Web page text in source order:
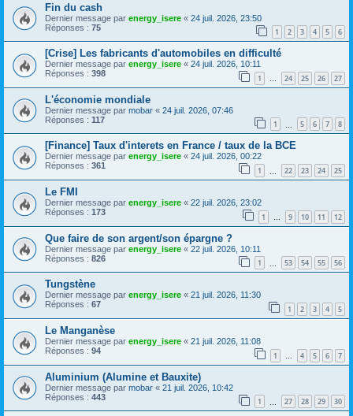
Fin du cash
Dernier message par energy_isere « 24 juil. 2026, 23:50
Réponses : 75 1 2 3 4 5 6
[Crise] Les fabricants d'automobiles en difficulté
Dernier message par energy_isere « 24 juil. 2026, 10:11
Réponses : 398 1 … 24 25 26 27
L'économie mondiale
Dernier message par mobar « 24 juil. 2026, 07:46
Réponses : 117 1 5 6 7 8
[Finance] Taux d'interets en France / taux de la BCE
Dernier message par energy_isere « 24 juil. 2026, 00:22
Réponses : 361 1 22 23 24 25
Le FMI
Dernier message par energy_isere « 22 juil. 2026, 23:02
Réponses : 173 1 … 9 10 11 12
Que faire de son argent/son épargne ?
Dernier message par energy_isere « 22 juil. 2026, 10:11
Réponses : 826 1 53 54 55 56
Tungstène
Dernier message par energy_isere « 21 juil. 2026, 11:30
Réponses : 67 1 2 3 4 5
Le Manganèse
Dernier message par energy_isere « 21 juil. 2026, 11:08
Réponses : 94 1 … 4 5 6 7
Aluminium (Alumine et Bauxite)
Dernier message par mobar « 21 juil. 2026, 10:42
Réponses : 443 1 27 28 29 30